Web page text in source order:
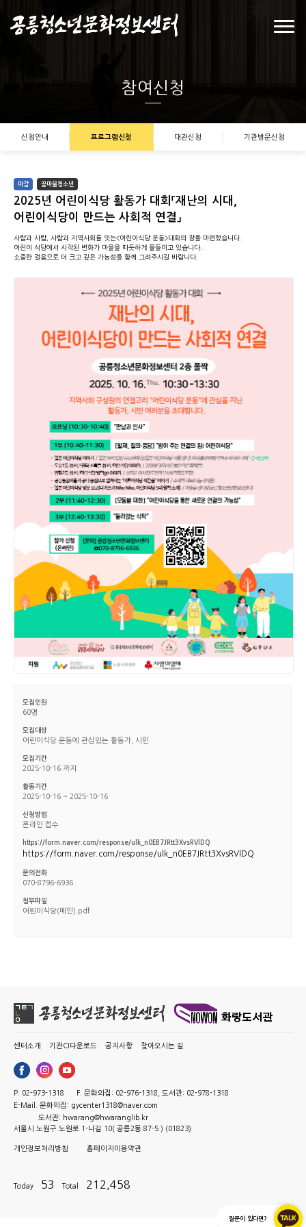
참여신청
신청안내 프로그램신청 대관신청 기관방문신청
마감 꿈마을청소년
2025년 어린이식당 활동가 대회「재난의 시대,
어린이식당이 만드는 사회적 연결」
사람과 사람, 사람과 지역사회를 잇는<어린이식당 운동>대화의 장을 마련했습니다.
어린이 식당에서 시작된 변화가 마을을 따듯하게 물들이고 있습니다.
소중한 걸음으로 더 크고 깊은 가능성을 함께 그려주시길 바랍니다.
모집인원
60명
모집대상
어린이식당 운동에 관심있는 활동가, 시민
모집기간
2025-10-16 까지
활동기간
2025-10-16 ~ 2025-10-16
신청방법
온라인 접수
https://form.naver.com/response/ulk_n0EB7JRtt3XvsRVlDQ
https://form.naver.com/response/ulk_n0EB7JRtt3XvsRVlDQ
문의전화
070-8796-6936
첨부파일
어릔이식당(메인).pdf
센터소개 기관CI다운로드 공지사항 찾아오시는 길
P. 02-973-1318
F. 문화의집: 02-976-1318, 도서관: 02-978-1318
E-Mail. 문화의집: gycenter1318@naver.com
도서관: hwarang@hwaranglib.kr
서울시 노원구 노원로 1-나길 10( 공릉2동 87-5 ) (01823)
개인정보처리방침 홈페이지이용약관
Today 53 Total 212,458
질문이 있다면?